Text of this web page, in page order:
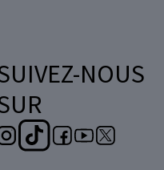
NOUS